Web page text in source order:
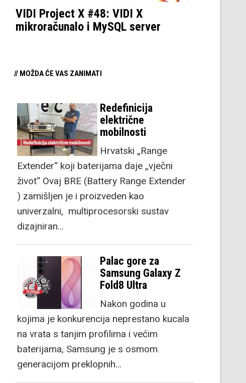
VIDI Project X #48: VIDI X
mikroračunalo i MySQL server
// MOŽDA ĆE VAS ZANIMATI
Redefinicija
električne
mobilnosti
Hrvatski „Range
Extender“ koji baterijama daje „vječni
život“ Ovaj BRE (Battery Range Extender
) zamišljen je i proizveden kao
univerzalni, multiprocesorski sustav
dizajniran…
Palac gore za
Samsung Galaxy Z
Fold8 Ultra
Nakon godina u
kojima je konkurencija neprestano kucala
na vrata s tanjim profilima i većim
baterijama, Samsung je s osmom
generacijom preklopnih…